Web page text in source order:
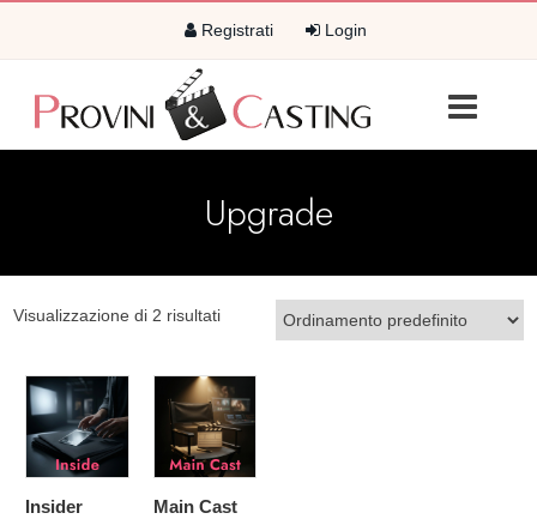
Registrati Login
Upgrade
Visualizzazione di 2 risultati
Insider
Main Cast